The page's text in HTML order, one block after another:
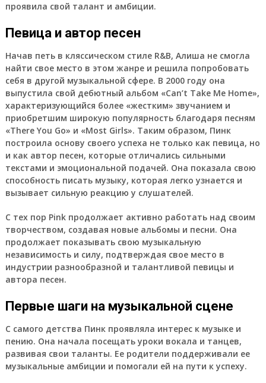
проявила свой талант и амбиции.
Певица и автор песен
Начав петь в кляссическом стиле R&B, Алиша не смогла
найти свое место в этом жанре и решила попробовать
себя в другой музыкальной сфере. В 2000 году она
выпустила свой дебютный альбом «Can’t Take Me Home»,
характеризующийся более «жестким» звучанием и
приобретшим широкую популярность благодаря песням
«There You Go» и «Most Girls». Таким образом, Пинк
построила основу своего успеха не только как певица, но
и как автор песен, которые отличались сильными
текстами и эмоциональной подачей. Она показала свою
способность писать музыку, которая легко узнается и
вызывает сильную реакцию у слушателей.
С тех пор Pink продолжает активно работать над своим
творчеством, создавая новые альбомы и песни. Она
продолжает показывать свою музыкальную
независимость и силу, подтверждая свое место в
индустрии разнообразной и талантливой певицы и
автора песен.
Первые шаги на музыкальной сцене
С самого детства Пинк проявляла интерес к музыке и
пению. Она начала посещать уроки вокала и танцев,
развивая свои таланты. Ее родители поддерживали ее
музыкальные амбиции и помогали ей на пути к успеху.